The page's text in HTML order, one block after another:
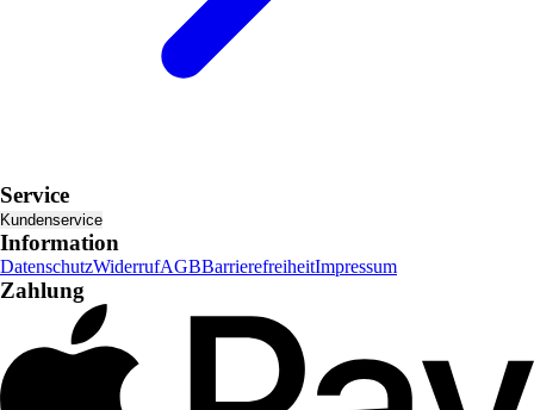
Service
Kundenservice
Information
DatenschutzWiderrufAGBBarrierefreiheitImpressum
Zahlung